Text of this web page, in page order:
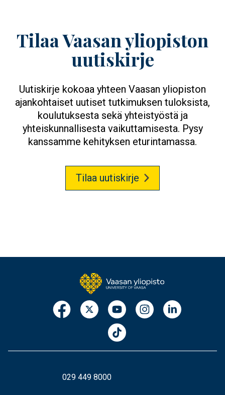
Tilaa Vaasan yliopiston
uutiskirje
Uutiskirje kokoaa yhteen Vaasan yliopiston
ajankohtaiset uutiset tutkimuksen tuloksista,
koulutuksesta sekä yhteistyöstä ja
yhteiskunnallisesta vaikuttamisesta. Pysy
kanssamme kehityksen eturintamassa.
Tilaa uutiskirje
029 449 8000